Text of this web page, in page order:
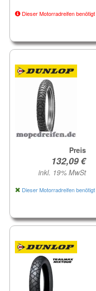
Dieser Motorradreifen benötigt
Preis
inkl. 19% MwSt
Dieser Motorradreifen benötigt